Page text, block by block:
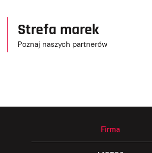
Strefa marek
Poznaj naszych partnerów
Firma